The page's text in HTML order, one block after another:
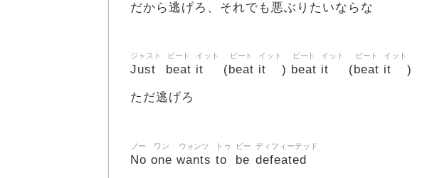
だから逃げろ、それでも悪ぶりたいならな
Just
ジャスト
beat
ビート
it
イット
(beat
ビート
it
イット
) beat
ビート
it
イット
(beat
ビート
it
イット
)
ただ逃げろ
No
ノー
one
ワン
wants
ウォンツ
to
トゥ
be
ビー
defeated
ディフィーテッド